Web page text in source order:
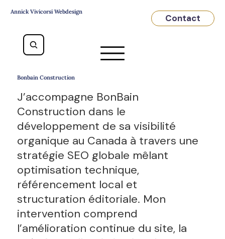
Annick Vivicorsi Webdesign
Contact
Bonbain Construction
J’accompagne BonBain
Construction dans le
développement de sa visibilité
organique au Canada à travers une
stratégie SEO globale mêlant
optimisation technique,
référencement local et
structuration éditoriale. Mon
intervention comprend
l’amélioration continue du site, la